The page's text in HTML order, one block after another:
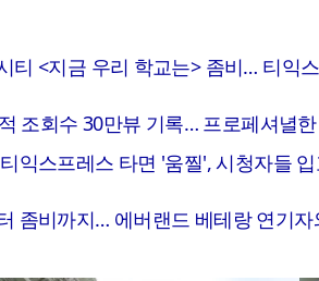
티 <지금 우리 학교는> 좀비… 티익
조회수 30만뷰 기록… 프로페셔녈
익스프레스 타면 '움찔', 시청자들
좀비까지… 에버랜드 베테랑 연기